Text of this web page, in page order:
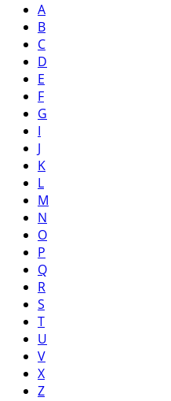
A
B
C
D
E
F
G
I
J
K
L
M
N
O
P
Q
R
S
T
U
V
X
Z